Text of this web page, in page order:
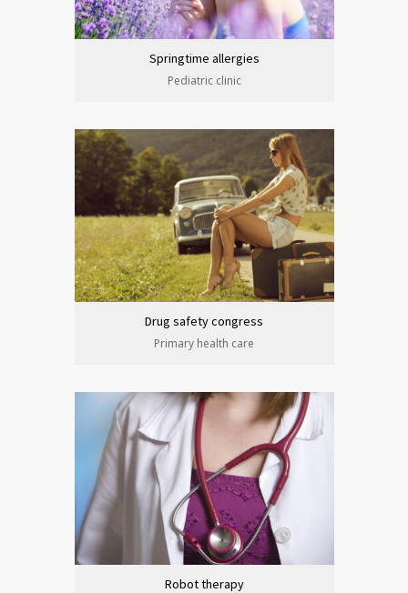
Springtime allergies
Pediatric clinic
Drug safety congress
Primary health care
Robot therapy